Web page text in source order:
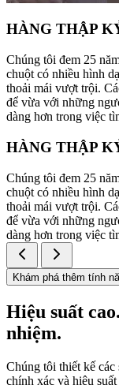
HÀNG THẬP
Chúng tôi đem 25
chuột có nhiều hình
thoải mái vượt trội.
để vừa với những
dàng hơn trong việc
HÀNG THẬP
Chúng tôi đem 25
chuột có nhiều hình
thoải mái vượt trội.
để vừa với những
dàng hơn trong việc
Khám phá thêm tính
Hiệu suất
nhiệm.
Chúng tôi thiết kế các
chính xác và hiệu